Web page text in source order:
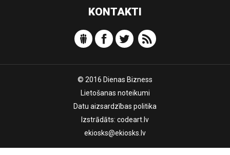
KONTAKTI
© 2016 Dienas Bizness
Lietošanas noteikumi
Datu aizsardzības politika
Izstrādāts: codeart.lv
ekiosks@ekiosks.lv